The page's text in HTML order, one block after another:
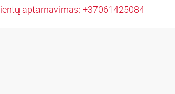
aptarnavimas: +37061425084